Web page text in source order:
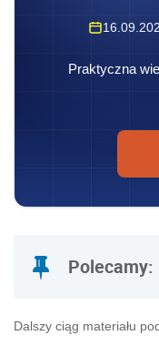
Praktyczna
Polecamy:
Dalszy ciąg materiału